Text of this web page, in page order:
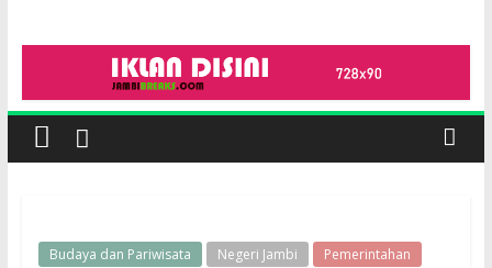
JambiBreaks
Budaya dan Pariwisata Negeri Jambi Pemerintahan